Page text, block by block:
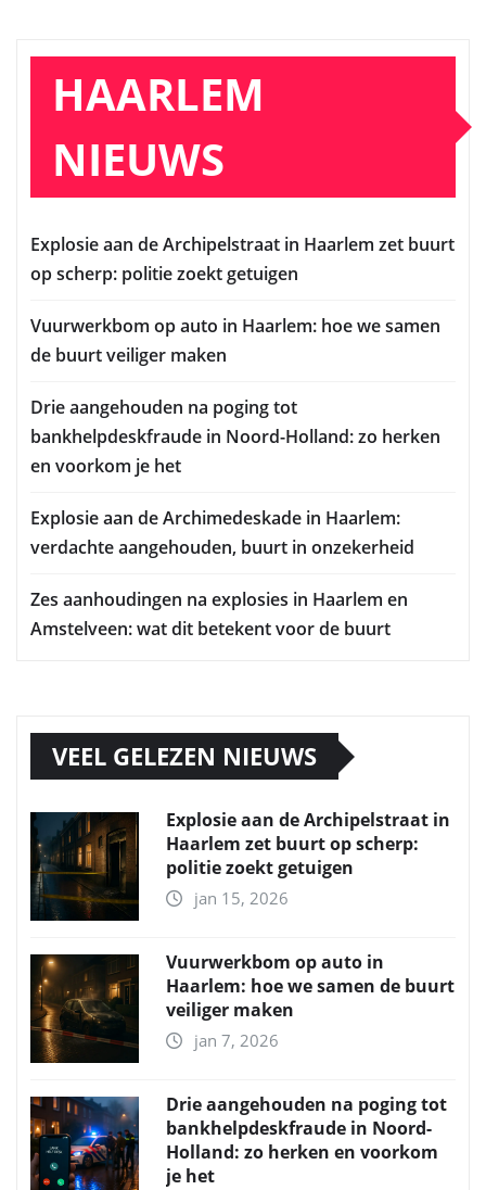
HAARLEM
NIEUWS
Explosie aan de Archipelstraat in Haarlem zet buurt
op scherp: politie zoekt getuigen
Vuurwerkbom op auto in Haarlem: hoe we samen
de buurt veiliger maken
Drie aangehouden na poging tot
bankhelpdeskfraude in Noord-Holland: zo herken
en voorkom je het
Explosie aan de Archimedeskade in Haarlem:
verdachte aangehouden, buurt in onzekerheid
Zes aanhoudingen na explosies in Haarlem en
Amstelveen: wat dit betekent voor de buurt
VEEL GELEZEN NIEUWS
Explosie aan de Archipelstraat in
Haarlem zet buurt op scherp:
politie zoekt getuigen
jan 15, 2026
Vuurwerkbom op auto in
Haarlem: hoe we samen de buurt
veiliger maken
jan 7, 2026
Drie aangehouden na poging tot
bankhelpdeskfraude in Noord-
Holland: zo herken en voorkom
je het